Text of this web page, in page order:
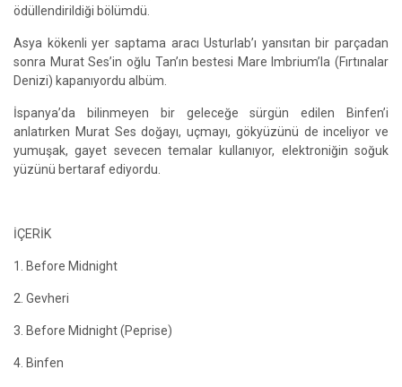
ödüllendirildiği bölümdü.
Asya kökenli yer saptama aracı Usturlab’ı yansıtan bir parçadan
sonra Murat Ses’in oğlu Tan’ın bestesi Mare Imbrium’la (Fırtınalar
Denizi) kapanıyordu albüm.
İspanya’da bilinmeyen bir geleceğe sürgün edilen Binfen’i
anlatırken Murat Ses doğayı, uçmayı, gökyüzünü de inceliyor ve
yumuşak, gayet sevecen temalar kullanıyor, elektroniğin soğuk
yüzünü bertaraf ediyordu.
İÇERİK
1. Before Midnight
2. Gevheri
3. Before Midnight (Peprise)
4. Binfen